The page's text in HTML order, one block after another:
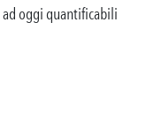
oggi quantificabili